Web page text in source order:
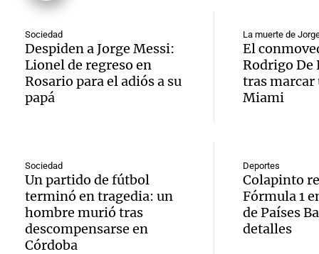
Una
Episodios
una
única:
Toreo
Audio.
se lo
para
9.000
Audio.
Sociedad
Despiden a Jorge Messi:
Lionel de regreso en
Rosario para el adiós a su
papá
La muerte de
El
Rodrigo De
tras marcar
Miami
Sociedad
Un partido de fútbol
terminó en tragedia: un
hombre murió tras
descompensarse en
Córdoba
Deportes
Colapinto
Fórmula 1
de Países
detalles